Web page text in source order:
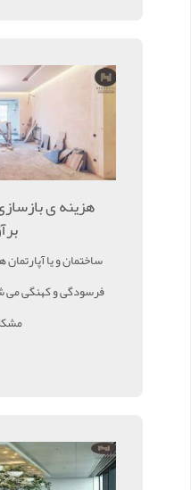
هزینه ی
ساختمان و یا
فرسودگی و کهنگی